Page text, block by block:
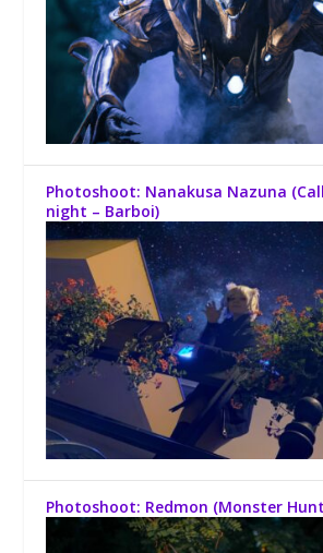
Photoshoot: Nanakusa Nazuna
night – Barboi)
Photoshoot: Redmon (Monster